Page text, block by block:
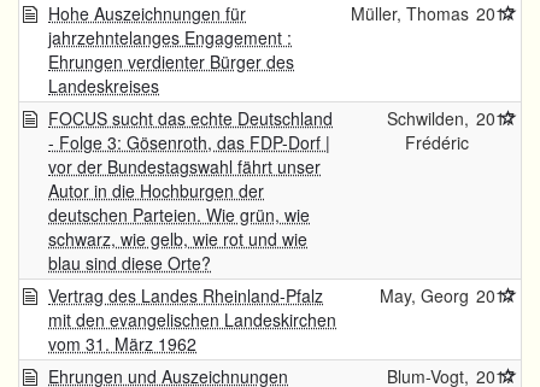
Hohe Auszeichnungen für
jahrzehntelanges Engagement :
Ehrungen verdienter Bürger des
Landeskreises
Müller, Thomas 2017
FOCUS sucht das echte Deutschland
- Folge 3: Gösenroth, das FDP-Dorf |
vor der Bundestagswahl fährt unser
Autor in die Hochburgen der
deutschen Parteien. Wie grün, wie
schwarz, wie gelb, wie rot und wie
blau sind diese Orte?
Schwilden,
Frédéric
2017
Vertrag des Landes Rheinland-Pfalz
mit den evangelischen Landeskirchen
vom 31. März 1962
May, Georg 2017
Ehrungen und Auszeichnungen
Blum-Vogt, 2017